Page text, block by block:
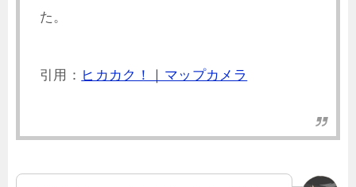
た。
引用： ヒカカク！｜マップカメラ